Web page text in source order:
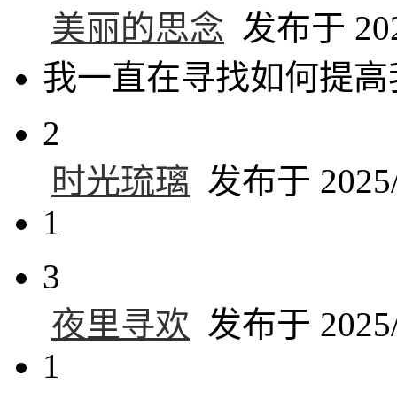
美丽的思念 发布于
我一直在寻找如何提
2
时光琉璃 发布于
1
3
夜里寻欢 发布于
1